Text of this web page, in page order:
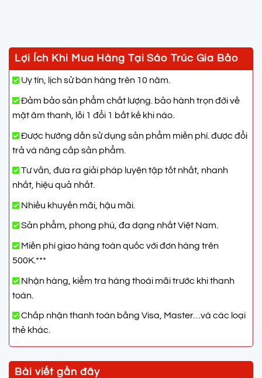
Lợi Ích Khi Mua Hàng Tại Sáo Trúc Gia Bảo
Uy tín, lịch sử bán hàng trên 10 năm.
Đảm bảo sản phẩm chất lượng. bảo hành trọn đời về
mặt âm thanh, lỗi 1 đổi 1 bất kế khi nào.
Được hướng dẫn sử dụng sản phẩm miễn phí. được đổi
trả và nâng cấp sản phẩm.
Tư vấn, đưa ra giải pháp luyện tập tốt nhất, nhanh
nhất, hiệu quả nhất.
Nhiều khuyến mãi, hậu mãi.
Sản phẩm, phong phú, đa dạng nhất Việt Nam.
Miễn phí giao hàng toàn quốc với đơn hàng trên
500K.***
Nhận hàng, kiểm tra hàng thoái mãi trước khi thanh
toán.
Chấp nhận thanh toán bằng Visa, Master…và các loại
thẻ khác.
Bài viết gần đây